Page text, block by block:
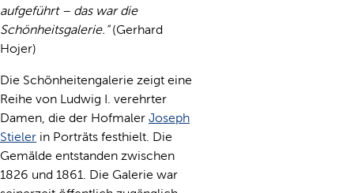
aufgeführt – das war die
Schönheitsgalerie.“(Gerhard
Hojer)
Die Schönheitengalerie zeigt eine
Reihe von Ludwig I. verehrter
Damen, die der Hofmaler Joseph
Stieler in Porträts festhielt. Die
Gemälde entstanden zwischen
1826 und 1861. Die Galerie war